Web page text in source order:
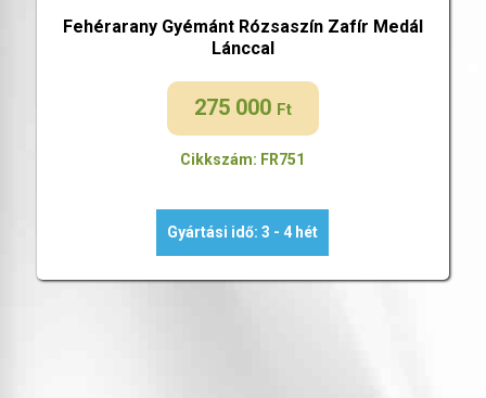
Fehérarany Gyémánt Rózsaszín Zafír Medál
Lánccal
275 000 Ft
Cikkszám: FR751
Gyártási idő: 3 - 4 hét